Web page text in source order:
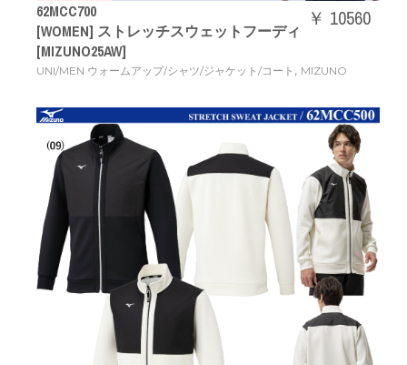
62MCC700
[WOMEN] ストレッチスウェットフーディ
[MIZUNO25AW]
UNI/MEN ウォームアップ/シャツ/ジャケット/コート , MIZUNO
￥ 10560